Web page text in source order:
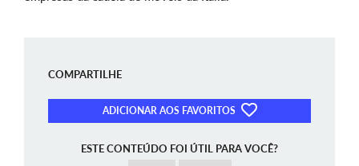
COMPARTILHE
ADICIONAR AOS FAVORITOS
ESTE CONTEÚDO FOI ÚTIL PARA VOCÊ?